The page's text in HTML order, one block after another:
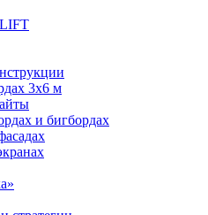
3х6 м
и бигбордах